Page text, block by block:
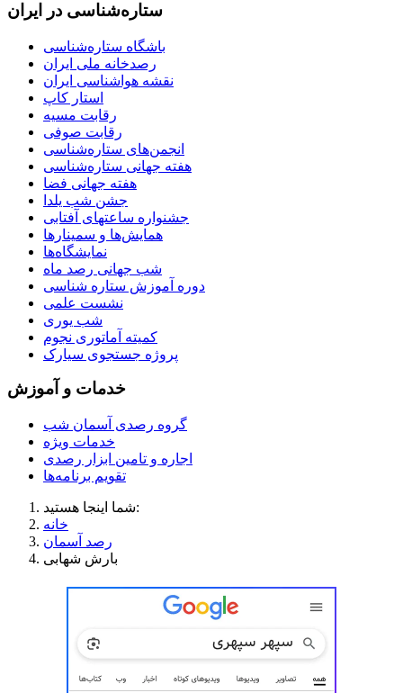
ستاره‌شناسی در ایران
باشگاه ستاره‌شناسی
رصدخانه ملی ایران
نقشه هواشناسی ایران
استار کاپ
رقابت مسیه
رقابت صوفی
انجمن‌های ستاره‌شناسی
هفته جهانی ستاره‌شناسی
هفته جهانی فضا
جشن شب یلدا
جشنواره ساعتهای آفتابی
همایش‌ها و سمینارها
نمایشگاه‌ها
شب جهانی رصد ماه
دوره آموزش ستاره شناسی
نشست علمی
شب یوری
کمیته آماتوری نجوم
پروژه جستجوی سیارک
خدمات و آموزش
گروه رصدی آسمان شب
خدمات ویژه
اجاره و تامین ابزار رصدی
تقویم برنامه‌ها
شما اینجا هستید:
خانه
رصد آسمان
بارش شهابی